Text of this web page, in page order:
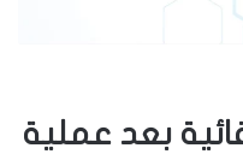
بعد عملية